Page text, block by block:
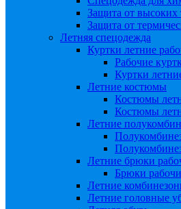
Защита от высоких
Защита от
Летняя спецодежда
Куртки летние
Рабочие
Куртки
Летние костюмы
Костюмы
Костюмы
Летние
Летние брюки
Брюки
Летние
Летние головные